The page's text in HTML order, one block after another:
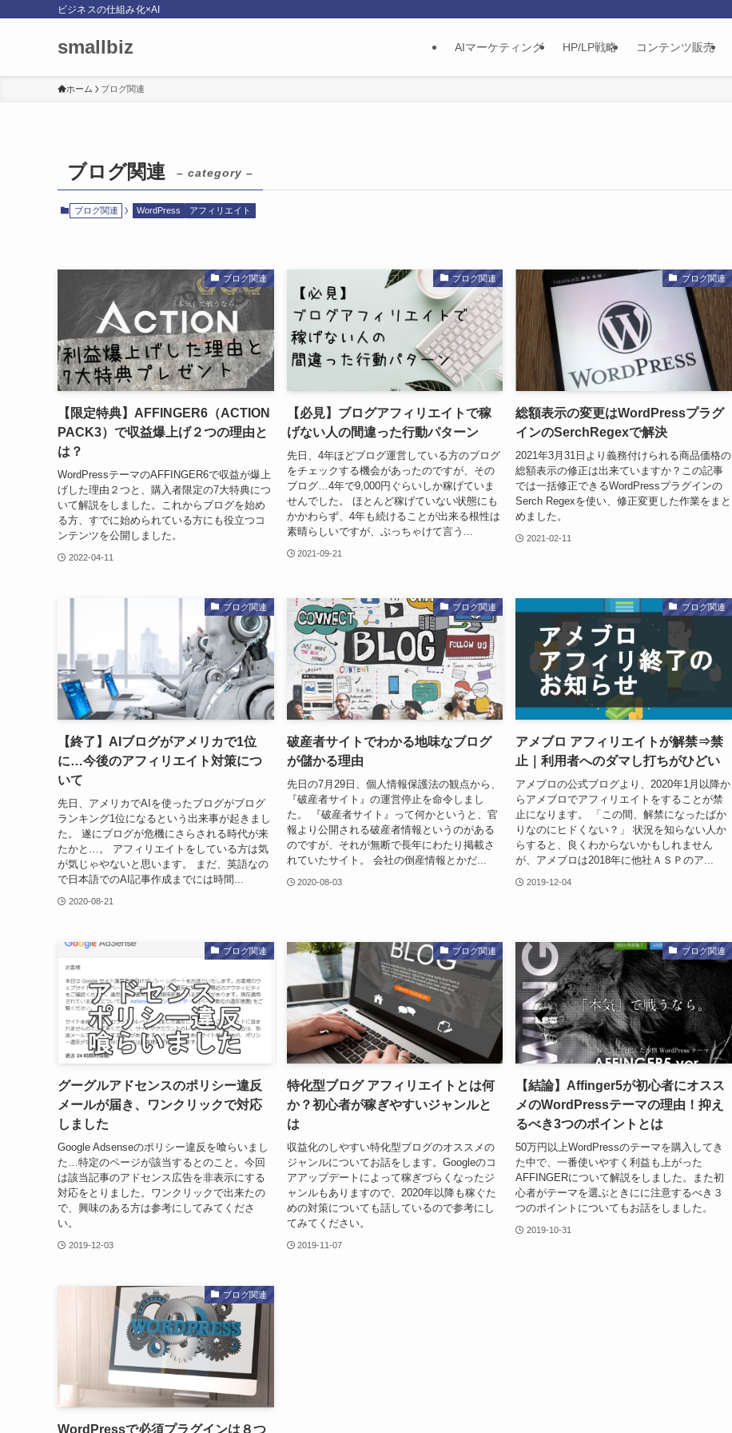
ビジネスの仕組み化×AI
smallbiz AIマーケティング HP/LP戦略 コンテンツ販売
ホーム ブログ関連
ブログ関連 – category –
ブログ関連 WordPress アフィリエイト
ブログ関連
【限定特典】AFFINGER6（ACTION
PACK3）で収益爆上げ２つの理由と
は？
WordPressテーマのAFFINGER6で収益が爆上
げした理由２つと、購入者限定の7大特典につ
いて解説をしました。これからブログを始め
る方、すでに始められている方にも役立つコ
ンテンツを公開しました。
2022-04-11
ブログ関連
【必見】ブログアフィリエイトで稼
げない人の間違った行動パターン
先日、4年ほどブログ運営している方のブログ
をチェックする機会があったのですが、その
ブログ…4年で9,000円ぐらいしか稼げていま
せんでした。 ほとんど稼げていない状態にも
かかわらず、4年も続けることが出来る根性は
素晴らしいですが、ぶっちゃけて言う...
2021-09-21
ブログ関連
総額表示の変更はWordPressプラグ
インのSerchRegexで解決
2021年3月31日より義務付けられる商品価格の
総額表示の修正は出来ていますか？この記事
では一括修正できるWordPressプラグインの
Serch Regexを使い、修正変更した作業をまと
めました。
2021-02-11
ブログ関連
【終了】AIブログがアメリカで1位
に…今後のアフィリエイト対策につ
いて
先日、アメリカでAIを使ったブログがブログ
ランキング1位になるという出来事が起きまし
た。 遂にブログが危機にさらされる時代が来
たかと…。 アフィリエイトをしている方は気
が気じゃやないと思います。 まだ、英語なの
で日本語でのAI記事作成までには時間...
2020-08-21
ブログ関連
破産者サイトでわかる地味なブログ
が儲かる理由
先日の7月29日、個人情報保護法の観点から、
『破産者サイト』の運営停止を命令しまし
た。 『破産者サイト』って何かというと、官
報より公開される破産者情報というのがある
のですが、それが無断で長年にわたり掲載さ
れていたサイト。 会社の倒産情報とかだ...
2020-08-03
ブログ関連
アメブロ アフィリエイトが解禁⇒禁
止｜利用者へのダマし打ちがひどい
アメブロの公式ブログより、2020年1月以降か
らアメブロでアフィリエイトをすることが禁
止になります。 「この間、解禁になったばか
りなのにヒドくない？」 状況を知らない人か
らすると、良くわからないかもしれません
が、アメブロは2018年に他社ＡＳＰのア...
2019-12-04
ブログ関連
グーグルアドセンスのポリシー違反
メールが届き、ワンクリックで対応
しました
Google Adsenseのポリシー違反を喰らいまし
た…特定のページが該当するとのこと。今回
は該当記事のアドセンス広告を非表示にする
対応をとりました。ワンクリックで出来たの
で、興味のある方は参考にしてみてくださ
い。
2019-12-03
ブログ関連
特化型ブログ アフィリエイトとは何
か？初心者が稼ぎやすいジャンルと
は
収益化のしやすい特化型ブログのオススメの
ジャンルについてお話をします。Googleのコ
アアップデートによって稼ぎづらくなったジ
ャンルもありますので、2020年以降も稼ぐた
めの対策についても話しているので参考にし
てみてください。
2019-11-07
ブログ関連
【結論】Affinger5が初心者にオスス
メのWordPressテーマの理由！抑え
るべき3つのポイントとは
50万円以上WordPressのテーマを購入してき
た中で、一番使いやすく利益も上がった
AFFINGERについて解説をしました。また初
心者がテーマを選ぶときにに注意するべき３
つのポイントについてもお話をしました。
2019-10-31
ブログ関連
WordPressで必須プラグインは８つ